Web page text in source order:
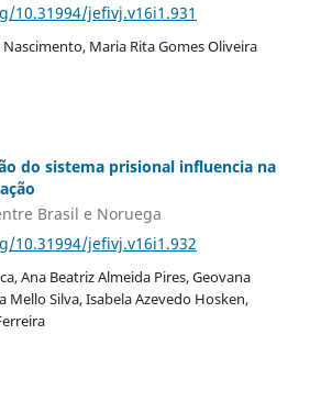
10.31994/jefivj.v16i1.931
Nascimento, Maria Rita Gomes Oliveira
do sistema prisional influencia na
Brasil e Noruega
10.31994/jefivj.v16i1.932
Ana Beatriz Almeida Pires, Geovana
Mello Silva, Isabela Azevedo Hosken,